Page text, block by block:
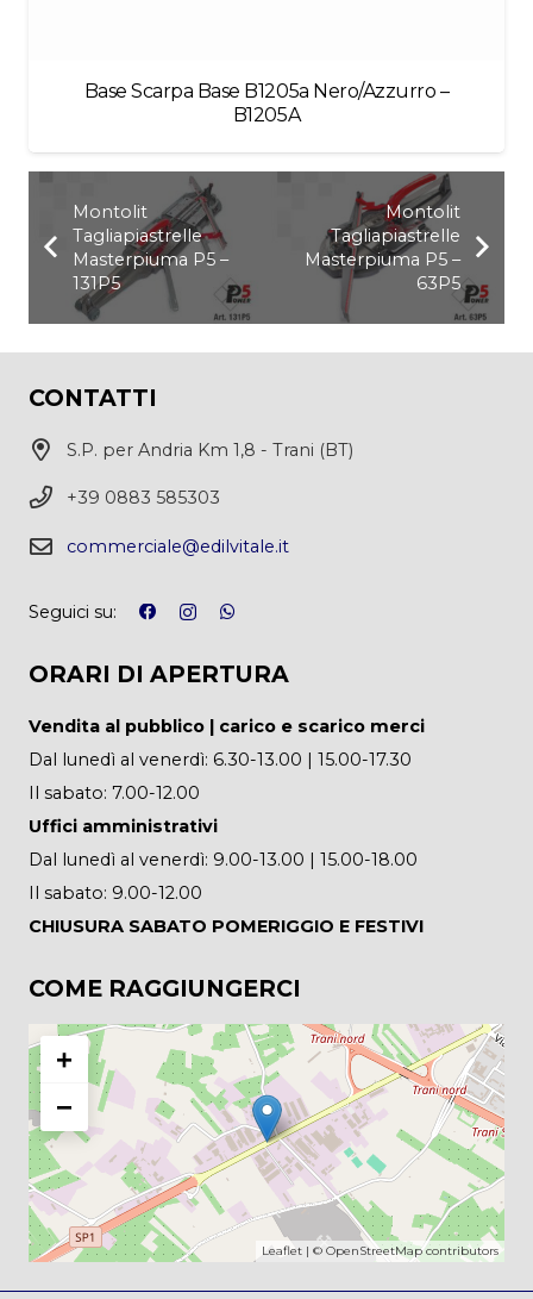
Base Scarpa Base B1205a Nero/Azzurro –
B1205A
Montolit
Tagliapiastrelle
Masterpiuma P5 –
131P5
Montolit
Tagliapiastrelle
Masterpiuma P5 –
63P5
CONTATTI
S.P. per Andria Km 1,8 - Trani (BT)
+39 0883 585303
commerciale@edilvitale.it
Seguici su:
ORARI DI APERTURA
Vendita al pubblico | carico e scarico merci
Dal lunedì al venerdì: 6.30-13.00 | 15.00-17.30
Il sabato: 7.00-12.00
Uffici amministrativi
Dal lunedì al venerdì: 9.00-13.00 | 15.00-18.00
Il sabato: 9.00-12.00
CHIUSURA SABATO POMERIGGIO E FESTIVI
COME RAGGIUNGERCI
+
−
Leaflet | © OpenStreetMapcontributors